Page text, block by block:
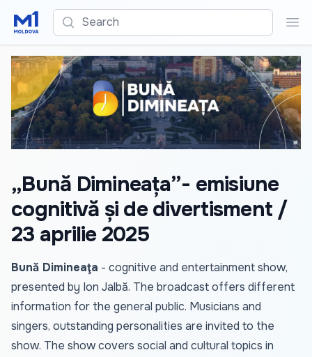
Search
„Bună Dimineața”- emisiune
cognitivă și de divertisment /
23 aprilie 2025
Bună Dimineaţa - cognitive and entertainment show,
presented by Ion Jalbă. The broadcast offers different
information for the general public. Musicians and
singers, outstanding personalities are invited to the
show. The show covers social and cultural topics in